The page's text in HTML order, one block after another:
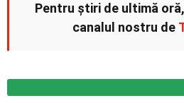
Pentru știri de ultimă
canalul nostru de